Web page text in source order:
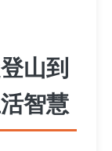
山到
智慧